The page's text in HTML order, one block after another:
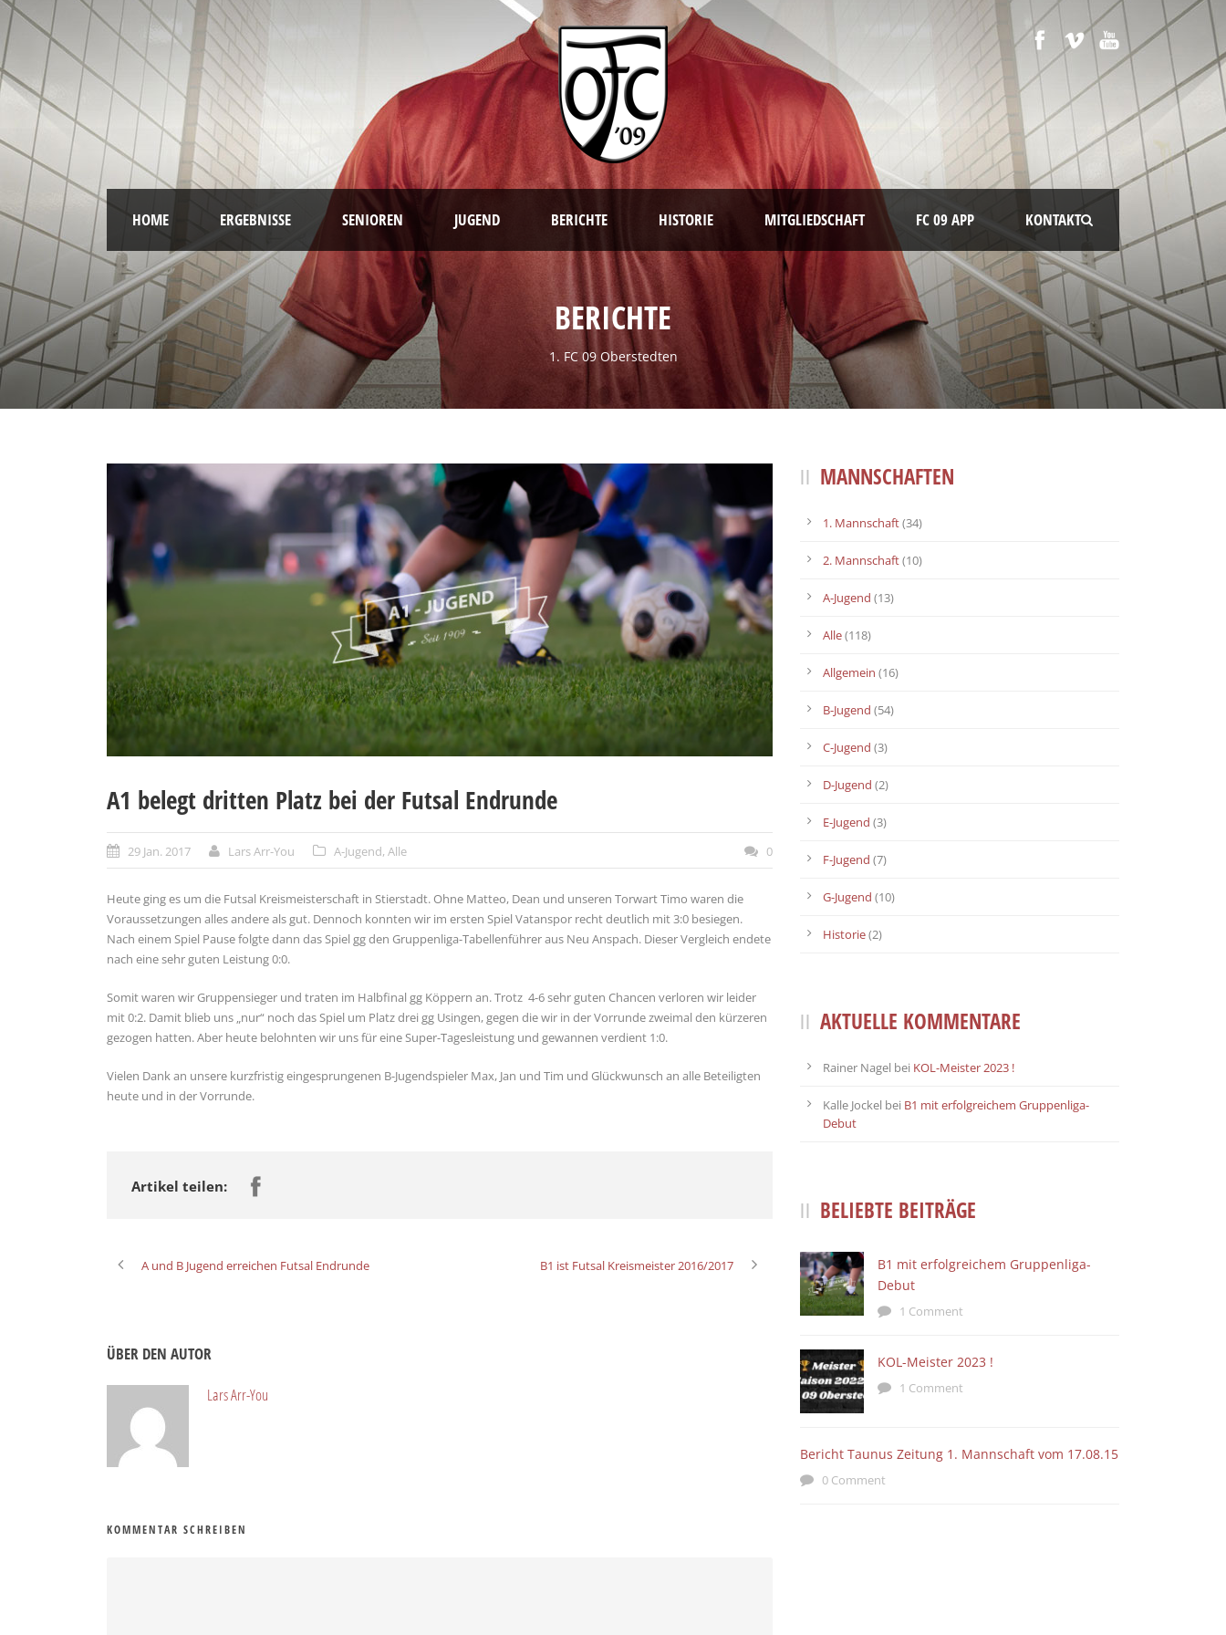
HOME ERGEBNISSE SENIOREN JUGEND BERICHTE HISTORIE MITGLIEDSCHAFT FC 09 APP KONTAKT
BERICHTE
1. FC 09 Oberstedten
A1 belegt dritten Platz bei der Futsal Endrunde
29 Jan. 2017 Lars Arr-You A-Jugend, Alle 0
Heute ging es um die Futsal Kreismeisterschaft in Stierstadt. Ohne Matteo, Dean und unseren Torwart Timo waren die
Voraussetzungen alles andere als gut. Dennoch konnten wir im ersten Spiel Vatanspor recht deutlich mit 3:0 besiegen.
Nach einem Spiel Pause folgte dann das Spiel gg den Gruppenliga-Tabellenführer aus Neu Anspach. Dieser Vergleich endete
nach eine sehr guten Leistung 0:0.
Somit waren wir Gruppensieger und traten im Halbfinal gg Köppern an. Trotz 4-6 sehr guten Chancen verloren wir leider
mit 0:2. Damit blieb uns „nur“ noch das Spiel um Platz drei gg Usingen, gegen die wir in der Vorrunde zweimal den kürzeren
gezogen hatten. Aber heute belohnten wir uns für eine Super-Tagesleistung und gewannen verdient 1:0.
Vielen Dank an unsere kurzfristig eingesprungenen B-Jugendspieler Max, Jan und Tim und Glückwunsch an alle Beteiligten
heute und in der Vorrunde.
Artikel teilen:
A und B Jugend erreichen Futsal Endrunde B1 ist Futsal Kreismeister 2016/2017
ÜBER DEN AUTOR
Lars Arr-You
KOMMENTAR SCHREIBEN
MANNSCHAFTEN
1. Mannschaft(34)
2. Mannschaft(10)
A-Jugend (13)
Alle(118)
Allgemein (16)
B-Jugend (54)
C-Jugend (3)
D-Jugend (2)
E-Jugend (3)
F-Jugend (7)
G-Jugend (10)
Historie(2)
AKTUELLE KOMMENTARE
Rainer Nagel bei KOL-Meister 2023 !
Kalle Jockel bei B1 mit erfolgreichem Gruppenliga-
Debut
BELIEBTE BEITRÄGE
B1 mit erfolgreichem Gruppenliga-
Debut
1 Comment
KOL-Meister 2023 !
1 Comment
Bericht Taunus Zeitung 1. Mannschaft vom 17.08.15
0 Comment